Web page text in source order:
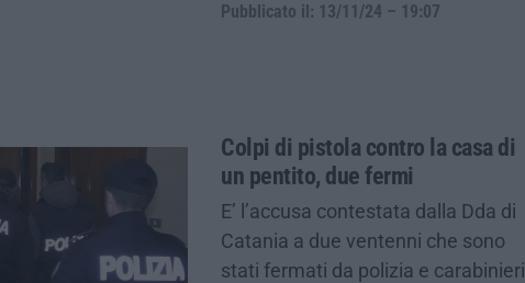
Pubblicato il: 13/11/24 – 19:07
Colpi di pistola contro la casa di
un pentito, due fermi
E’ l’accusa contestata dalla Dda di
Catania a due ventenni che sono
stati fermati da polizia e carabinieri